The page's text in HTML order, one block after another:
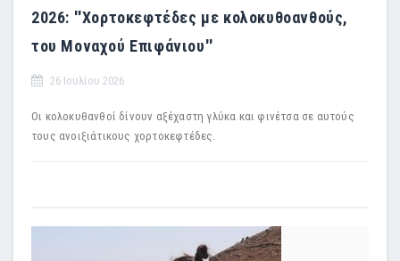
2026: ''Χορτοκεφτέδες με κολοκυθοανθούς,
του Μοναχού Επιφάνιου''
26 Ιουλίου 2026
Οι κολοκυθανθοί δίνουν αξέχαστη γλύκα και φινέτσα σε αυτούς
τους ανοιξιάτικους χορτοκεφτέδες.